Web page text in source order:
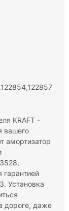
KRAFT -
вашего
амортизатор
Установка
дороге, даже